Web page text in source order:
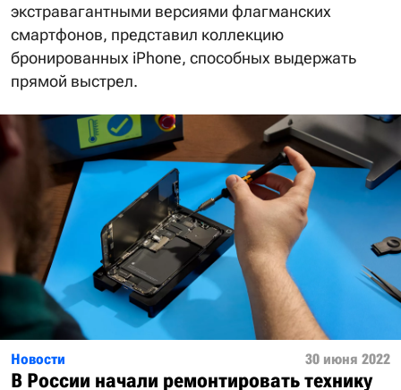
экстравагантными версиями флагманских
смартфонов, представил коллекцию
бронированных iPhone, способных выдержать
прямой выстрел.
Новости 30 июня 2022
В России начали ремонтировать технику